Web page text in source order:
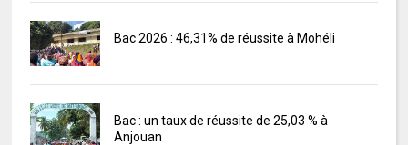
Bac 2026 : 46,31% de réussite à Mohéli
Bac : un taux de réussite de 25,03 % à
Anjouan